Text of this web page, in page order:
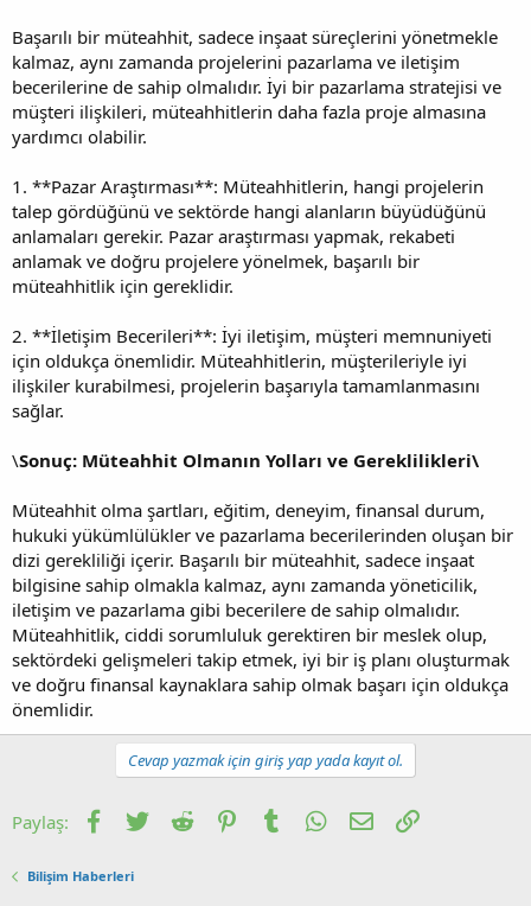
Başarılı bir müteahhit, sadece inşaat süreçlerini yönetmekle
kalmaz, aynı zamanda projelerini pazarlama ve iletişim
becerilerine de sahip olmalıdır. İyi bir pazarlama stratejisi ve
müşteri ilişkileri, müteahhitlerin daha fazla proje almasına
yardımcı olabilir.
1. **Pazar Araştırması**: Müteahhitlerin, hangi projelerin
talep gördüğünü ve sektörde hangi alanların büyüdüğünü
anlamaları gerekir. Pazar araştırması yapmak, rekabeti
anlamak ve doğru projelere yönelmek, başarılı bir
müteahhitlik için gereklidir.
2. **İletişim Becerileri**: İyi iletişim, müşteri memnuniyeti
için oldukça önemlidir. Müteahhitlerin, müşterileriyle iyi
ilişkiler kurabilmesi, projelerin başarıyla tamamlanmasını
sağlar.
\Sonuç: Müteahhit Olmanın Yolları ve Gereklilikleri\
Müteahhit olma şartları, eğitim, deneyim, finansal durum,
hukuki yükümlülükler ve pazarlama becerilerinden oluşan bir
dizi gerekliliği içerir. Başarılı bir müteahhit, sadece inşaat
bilgisine sahip olmakla kalmaz, aynı zamanda yöneticilik,
iletişim ve pazarlama gibi becerilere de sahip olmalıdır.
Müteahhitlik, ciddi sorumluluk gerektiren bir meslek olup,
sektördeki gelişmeleri takip etmek, iyi bir iş planı oluşturmak
ve doğru finansal kaynaklara sahip olmak başarı için oldukça
önemlidir.
Cevap yazmak için giriş yap yada kayıt ol.
Paylaş: Facebook
TwitterReddit PinterestTumblrWhatsApp
E-postaLink
Bilişim Haberleri